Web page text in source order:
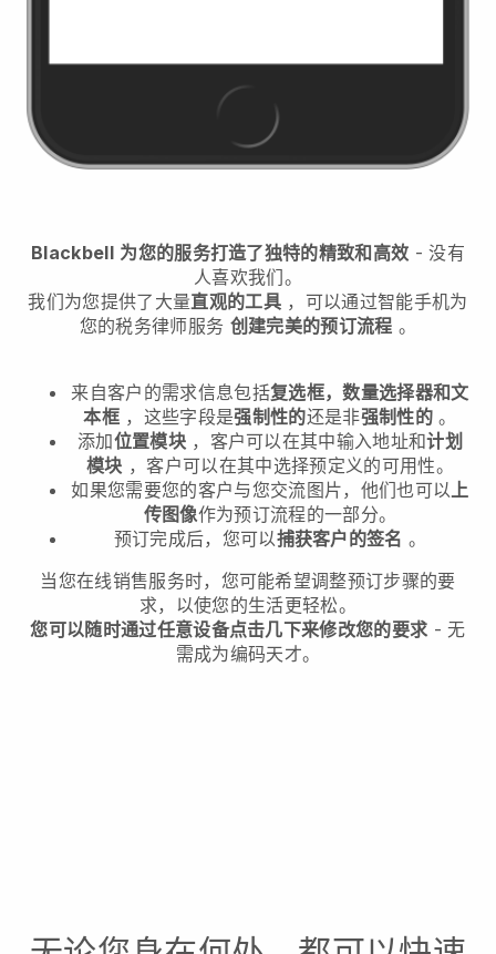
Blackbell 为您的服务打造了独特的精致和高效 - 没有
人喜欢我们。
我们为您提供了大量直观的工具，可以通过智能手机为
您的税务律师服务 创建完美的预订流程 。
来自客户的需求信息包括复选框，数量选择器和文
本框 ，这些字段是强制性的还是非强制性的。
添加位置模块，客户可以在其中输入地址和计划
模块 ，客户可以在其中选择预定义的可用性。
如果您需要您的客户与您交流图片，他们也可以 上
传图像作为预订流程的一部分。
预订完成后，您可以捕获客户的签名 。
当您在线销售服务时，您可能希望调整预订步骤的要
求，以使您的生活更轻松。
您可以随时通过任意设备点击几下来修改您的要求 - 无
需成为编码天才。